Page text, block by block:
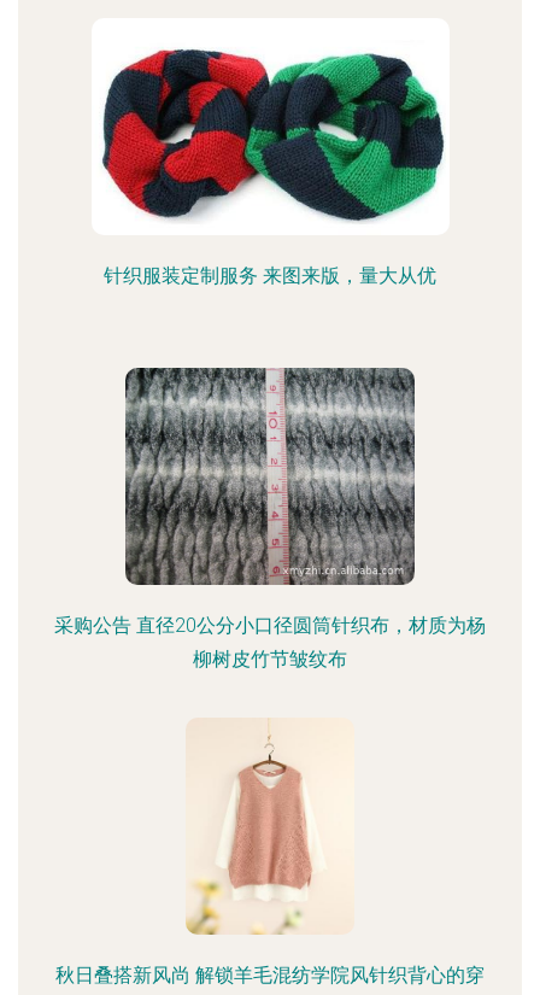
针织服装定制服务 来图来版，量大从优
采购公告 直径20公分小口径圆筒针织布，材质为杨
柳树皮竹节皱纹布
秋日叠搭新风尚 解锁羊毛混纺学院风针织背心的穿